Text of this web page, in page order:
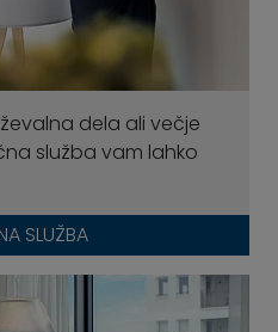
dela ali večje
služba vam lahko
SLUŽBA